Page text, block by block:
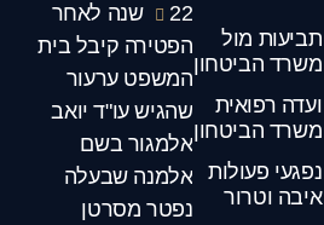
22 שנה לאחר
הפטירה קיבל בית
המשפט ערעור
שהגיש עו"ד יואב
אלמגור בשם
אלמנה שבעלה
נפטר מסרטן
תביעות מול
משרד הביטחון
ועדה רפואית
משרד הביטחון
נפגעי פעולות
איבה וטרור